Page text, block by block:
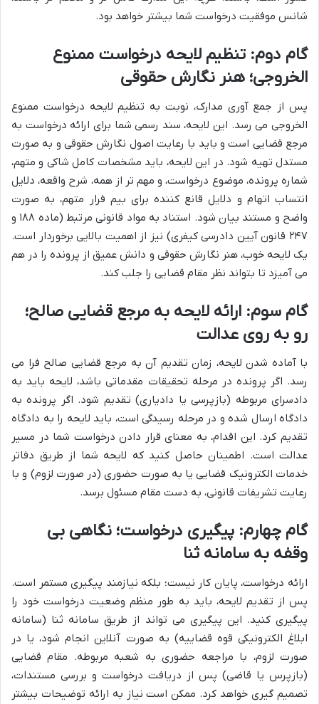
شانس موفقیت درخواست شما بیشتر خواهد بود.
گام دوم: تنظیم لایحه درخواست ممنوع
الخروجی؛ هنر نگارش حقوقی
پس از جمع آوری مدارک، نوبت به تنظیم لایحه درخواست ممنوع
الخروجی می رسد. این لایحه، سند رسمی شما برای ارائه درخواست به
مرجع قضایی است و باید با رعایت اصول نگارش حقوقی و به صورت
مستدل تهیه شود. در این لایحه، باید مشخصات کامل شاکی و متهم،
شماره پرونده، موضوع درخواست، و مهم تر از همه، شرح واقعه، دلایل
انتساب اتهام و دلایل قانع کننده برای بیم فرار متهم، به صورت
واضح و مستند بیان شود. استناد به مواد قانونی مرتبط (ماده ۱۸۸ و
۲۴۷ قانون آیین دادرسی کیفری) نیز از اهمیت بالایی برخوردار است.
یک لایحه خوب، هنر نگارش حقوقی و دانش عمیق از پرونده را در هم
می آمیزد تا بتواند نظر مقام قضایی را جلب کند.
گام سوم: ارائه لایحه به مرجع قضایی صالح؛
رو به روی عدالت
با آماده شدن لایحه، زمان تقدیم آن به مرجع قضایی صالح فرا می
رسد. اگر پرونده در مرحله تحقیقات مقدماتی باشد، لایحه باید به
دادسرای مربوطه (بازپرسی یا دادیاری) تقدیم شود. اگر پرونده به
دادگاه ارسال شده و در مرحله رسیدگی است، باید لایحه را به دادگاه
تقدیم کرد. این اقدام، به معنای قرار دادن درخواست شما در مسیر
عدالت است. اطمینان حاصل کنید که لایحه شما از طریق دفاتر
خدمات الکترونیک قضایی یا به صورت حضوری (در صورت لزوم) و با
رعایت تشریفات قانونی، به دست مقام مسئول برسد.
گام چهارم: پیگیری درخواست؛ نگاهی بی
وقفه به سامانه ثنا
ارائه درخواست، پایان کار نیست؛ بلکه نیازمند پیگیری مستمر است.
پس از تقدیم لایحه، باید به طور منظم وضعیت درخواست خود را
پیگیری کنید. این پیگیری می تواند از طریق سامانه ثنا (سامانه
ابلاغ الکترونیکی قوه قضاییه) به صورت آنلاین انجام شود، یا در
صورت لزوم، با مراجعه حضوری به شعبه مربوطه. مقام قضایی
(بازپرس یا قاضی) پس از دریافت درخواست و بررسی مستندات،
تصمیم گیری خواهد کرد. ممکن است نیاز به ارائه توضیحات بیشتر